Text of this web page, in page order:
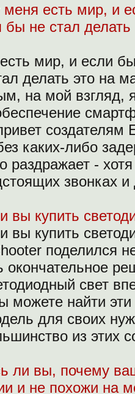
меня есть мир, и
бы не стал
мир, и если
делать это на
на мой взгляд,
каких-либо
раздражает -
звонках и
вы купить
вы купить
поделился
свет
можете найти
для своих
из этих
ли вы, почему
и не похожи на